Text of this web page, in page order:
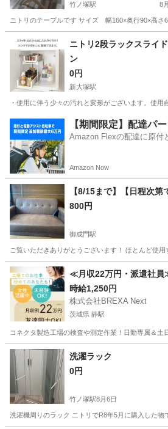
竹ノ塚駅 8
ニトリのテーブルです サイズ 幅160×奥行90×高
東京 足立区 竹ノ塚駅 ダイニングセット
ニトリ2段ラックスライ
ン
0円
新大塚駅
・使用に伴う少々の汚れと変形がございます。使
新大塚駅 収納家具
【期間限定】配達パ
Amazon Flexの配達に原付
Amazon Now
【8/15まで】【日程次
800円
御成門駅
ご覧いただきありがとうございます！ ほとんど使
東京 港区 御成門駅 ソファ
≪月収22万円・派遣社員
時給1,250円
株式会社BREXA Next
茨城県 静駅
コネクタ製造工場の検査や測定作業！日勤専属＆
茨城 常陸大宮市 静駅
洗濯ラック
0円
竹ノ塚駅8月6日
洗濯機周りのラック ニトリでR8年5月に購入した